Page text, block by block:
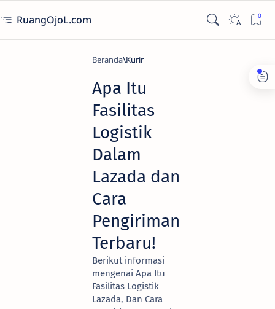
RuangOjoL.com
Beranda Kurir
Apa Itu
Fasilitas
Logistik
Dalam
Lazada dan
Cara
Pengiriman
Terbaru!
Berikut informasi
mengenai Apa Itu
Fasilitas Logistik
Lazada, Dan Cara